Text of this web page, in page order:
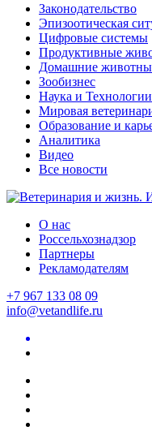
Законодательство
Эпизоотическая
Цифровые системы
Продуктивные
Домашние
Зообизнес
Наука и Технологии
Мировая
Образование и
Аналитика
Видео
Все новости
О нас
Россельхознадзор
Партнеры
Рекламодателям
+7 967 133 08 09
info@vetandlife.ru